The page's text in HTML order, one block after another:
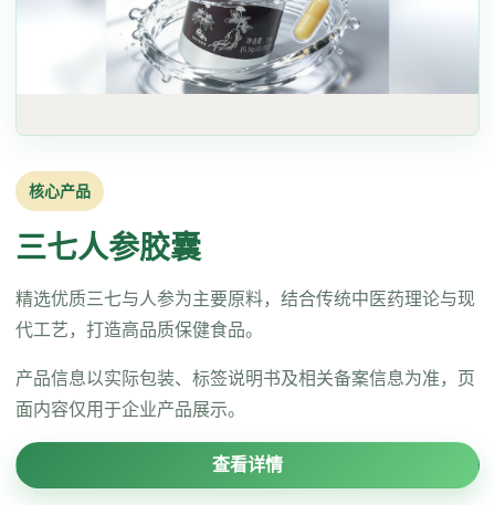
核心产品
三七人参胶囊
精选优质三七与人参为主要原料，结合传统中医药理论与现
代工艺，打造高品质保健食品。
产品信息以实际包装、标签说明书及相关备案信息为准，页
面内容仅用于企业产品展示。
查看详情